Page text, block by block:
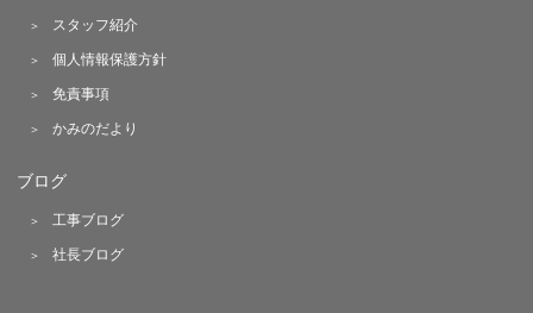
スタッフ紹介
個人情報保護方針
免責事項
かみのだより
ブログ
工事ブログ
社長ブログ